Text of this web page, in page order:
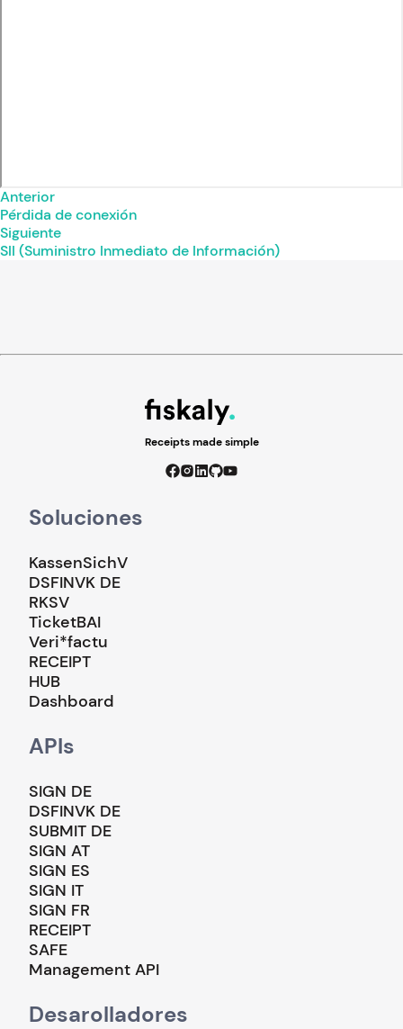
Anterior
Pérdida de conexión
Siguiente
SII (Suministro Inmediato de Información)
Receipts made simple
Soluciones
KassenSichV
DSFINVK DE
RKSV
TicketBAI
Veri*factu
RECEIPT
HUB
Dashboard
APIs
SIGN DE
DSFINVK DE
SUBMIT DE
SIGN AT
SIGN ES
SIGN IT
SIGN FR
RECEIPT
SAFE
Management API
Desarolladores